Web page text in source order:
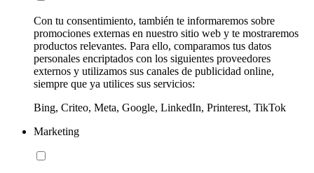
Con tu consentimiento, también te informaremos sobre
promociones externas en nuestro sitio web y te mostraremos
productos relevantes. Para ello, comparamos tus datos
personales encriptados con los siguientes proveedores
externos y utilizamos sus canales de publicidad online,
siempre que ya utilices sus servicios:
Bing, Criteo, Meta, Google, LinkedIn, Printerest, TikTok
Marketing